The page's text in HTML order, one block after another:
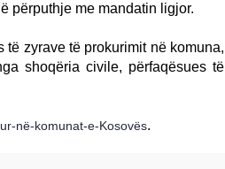
përputhje me mandatin ligjor.
të zyrave të prokurimit në komuna,
shoqëria civile, përfaqësues të
në-komunat-e-Kosovës.